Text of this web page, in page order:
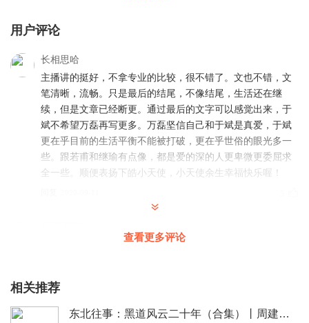
用户评论
长相思哈
主播讲的挺好，不拿专业的比较，很不错了。文也不错，文
笔清晰，流畅。只是最后的结尾，不像结尾，生活还在继
续，但是文章已经断更。通过最后的文字可以感觉出来，于
斌不希望万磊再写更多。万磊坚信自己和于斌是真爱，于斌
更在乎目前的生活平衡不能被打破，更在乎世俗的眼光多一
些。跟若甫和继瑜有点像，都是爱的深的人更卑微更委屈求
全一些。顺便表扬下皓小天使，小天使余生幸福快乐喔！
故事很感人，被他们的故事感动哭了。我不知道你们现在还
回复
查看更多评论
相关推荐
东北往事：黑道风云二十年（合集）丨周建龙孔二狗犯罪